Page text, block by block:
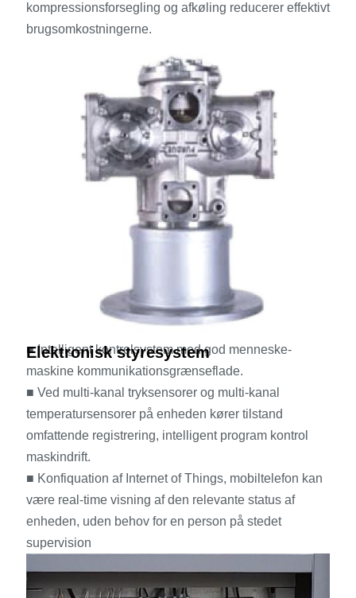
kompressionsforsegling og afkøling reducerer effektivt
brugsomkostningerne.
Elektronisk styresystem
■ Intelligent kontrolsystem med god menneske-
maskine kommunikationsgrænseflade.
■ Ved multi-kanal tryksensorer og multi-kanal
temperatursensorer på enheden kører tilstand
omfattende registrering, intelligent program kontrol
maskindrift.
■ Konfiquation af Internet of Things, mobiltelefon kan
være real-time visning af den relevante status af
enheden, uden behov for en person på stedet
supervision